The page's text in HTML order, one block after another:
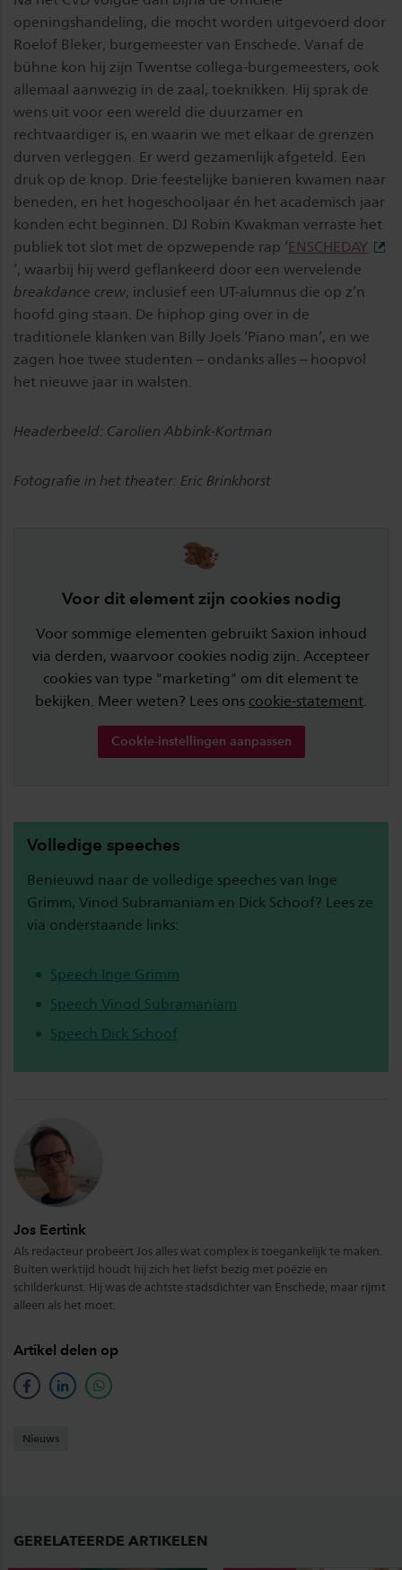
openingshandeling, die mocht worden uitgevoerd door
Roelof Bleker, burgemeester van Enschede. Vanaf de
bühne kon hij zijn Twentse collega-burgemeesters, ook
allemaal aanwezig in de zaal, toeknikken. Hij sprak de
wens uit voor een wereld die duurzamer en
rechtvaardiger is, en waarin we met elkaar de grenzen
durven verleggen.
Er werd gezamenlijk afgeteld. Een
druk op de knop. Drie feestelijke banieren kwamen naar
beneden, en het hogeschooljaar én het academisch jaar
konden echt beginnen. DJ Robin Kwakman verraste het
publiek tot slot met de opzwepende rap ‘ENSCHEDAY
’, waarbij hij werd geflankeerd door een wervelende
breakdance crew, inclusief een UT-alumnus die op z’n
hoofd ging staan. De hiphop ging over in de
traditionele klanken van Billy Joels ‘Piano man’, en we
zagen hoe twee studenten – ondanks alles – hoopvol
het nieuwe jaar in walsten.
Headerbeeld: Carolien Abbink-Kortman
Fotografie in het theater: Eric Brinkhorst
Voor dit element zijn cookies nodig
Voor sommige elementen gebruikt Saxion inhoud
via derden, waarvoor cookies nodig zijn. Accepteer
cookies van type "marketing" om dit element te
bekijken. Meer weten? Lees ons cookie-statement.
Cookie-instellingen aanpassen
Volledige speeches
Benieuwd naar de volledige speeches van Inge
Grimm, Vinod Subramaniam en Dick Schoof? Lees ze
via onderstaande links:
Speech Inge Grimm
Speech Vinod Subramaniam
Speech Dick Schoof
Jos Eertink
Als redacteur probeert Jos alles wat complex is toegankelijk te maken.
Buiten werktijd houdt hij zich het liefst bezig met poëzie en
schilderkunst. Hij was de achtste stadsdichter van Enschede, maar rijmt
alleen als het moet.
Artikel delen op
facebooklinkedinwhatsapp
Nieuws
GERELATEERDE ARTIKELEN